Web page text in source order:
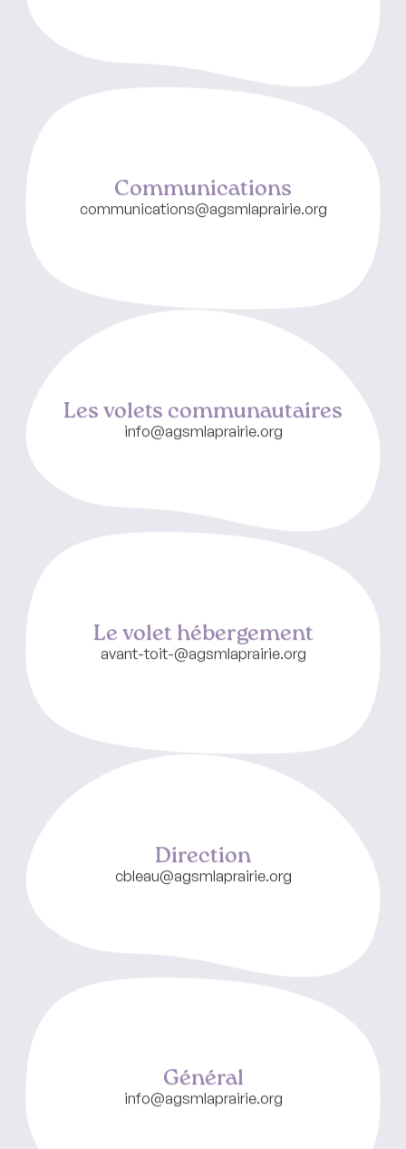
Communications
communications@agsmlaprairie.org
Les volets communautaires
info@agsmlaprairie.org
Le volet hébergement
avant-toit-@agsmlaprairie.org
Direction
cbleau@agsmlaprairie.org
Général
info@agsmlaprairie.org